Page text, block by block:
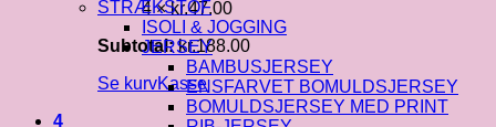
4 ×kr.47.00
Subtotal: kr.188.00
Se kurvKasse
4
STRÆKSTOF
ISOLI & JOGGING
JERSEY
BAMBUSJERSEY
ENSFARVET BOMULDSJERSEY
BOMULDSJERSEY MED PRINT